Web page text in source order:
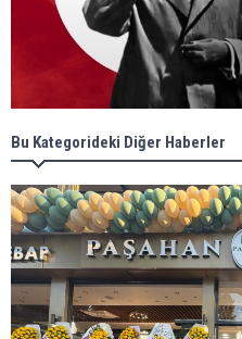
Bu Kategorideki Diğer Haberler